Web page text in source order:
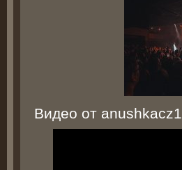
Видео от anushkacz1